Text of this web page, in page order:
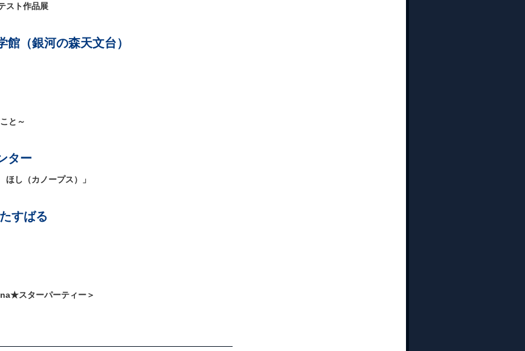
スト作品展
館（銀河の森天文台）
と～
ター
し（カノープス）」
すばる
スターパーティー＞